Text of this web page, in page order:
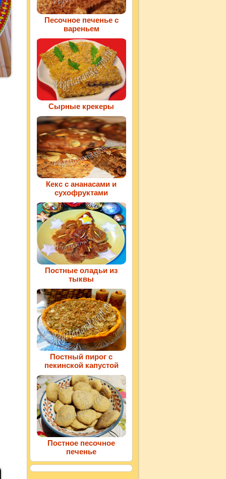
Песочное печенье с
вареньем
Сырные крекеры
Кекс с ананасами и
сухофруктами
Постные оладьи из
тыквы
Постный пирог с
пекинской капустой
Постное песочное
печенье